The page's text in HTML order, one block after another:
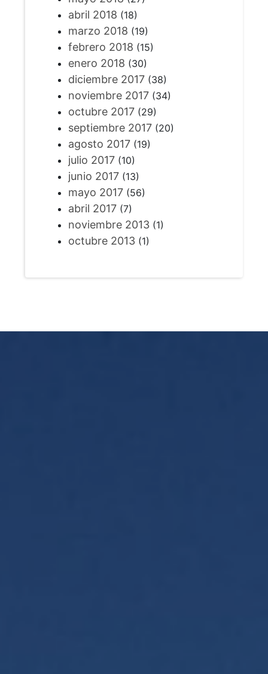
abril 2018 (18)
marzo 2018 (19)
febrero 2018 (15)
enero 2018 (30)
diciembre 2017(38)
noviembre 2017(34)
octubre 2017(29)
septiembre 2017(20)
agosto 2017(19)
julio 2017(10)
junio 2017(13)
mayo 2017(56)
abril 2017(7)
noviembre 2013(1)
octubre 2013(1)